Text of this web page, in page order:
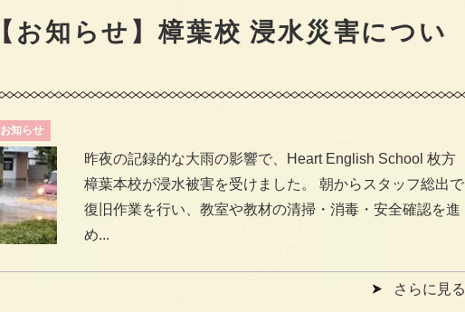
【お知らせ】樟葉校 浸水災害につい
お知らせ
昨夜の記録的な大雨の影響で、Heart English School 枚方
樟葉本校が浸水被害を受けました。 朝からスタッフ総出で
復旧作業を行い、教室や教材の清掃・消毒・安全確認を進
め...
さらに見る